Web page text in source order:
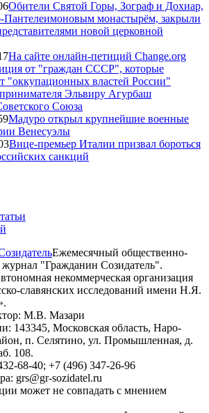
Обители Святой Горы, Зограф и Дохиар,
Пантелеимоновым монастырём, закрыли
новой церковной
На сайте онлайн-петиций Change.org
от "граждан СССР", которые
"оккупационных властей России"
Эльвиру Агурбаш
Союза
Мадуро открыл крупнейшие военные
Венесуэлы
Вице-премьер Италии призвал бороться
санкций
Ежемесячный общественно-
"Гражданин Созидатель".
некоммерческая организация
славянских исследований имени Н.Я.
М.В. Мазари
143345, Московская область, Наро-
п. Селятино, ул. Промышленная, д.
108.
68-40; +7 (496) 347-26-96
grs@gr-sozidatel.ru
может не совпадать с мнением